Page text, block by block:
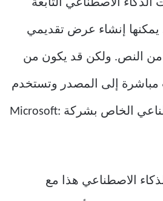
الذكاء الاصطناعي التابعة
يمكنها إنشاء عرض تقديمي
لبرنامج PowerPoint من النص. ولكن قد يكون من
مباشرة إلى المصدر وتستخدم
مساعد الذكاء الاصطناعي الخاص بشركة Microsoft:
الاصطناعي هذا مع